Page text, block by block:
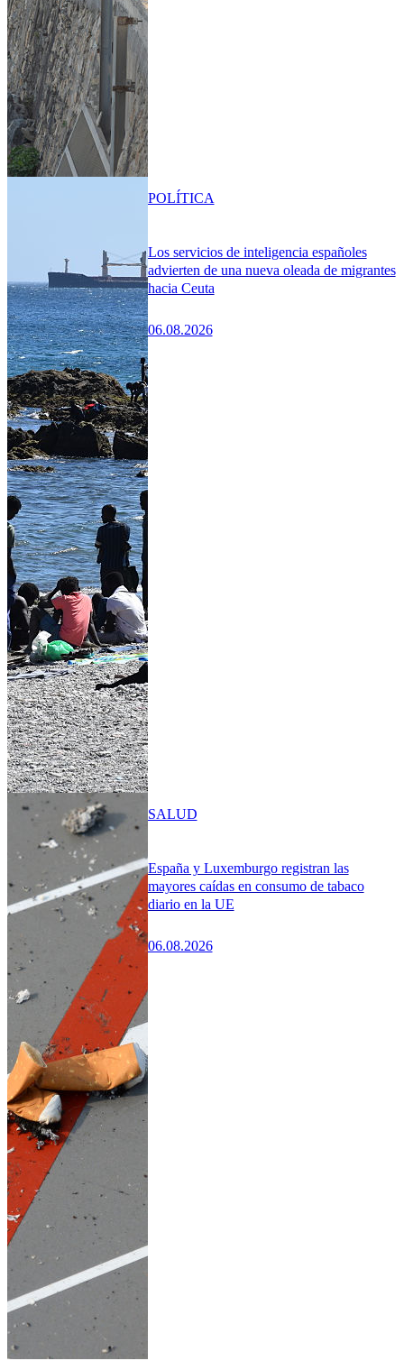
Los servicios de inteligencia españoles
advierten de una nueva oleada de migrantes
hacia Ceuta
06.08.2026
POLÍTICA
España y Luxemburgo registran las
mayores caídas en consumo de tabaco
diario en la UE
06.08.2026
SALUD